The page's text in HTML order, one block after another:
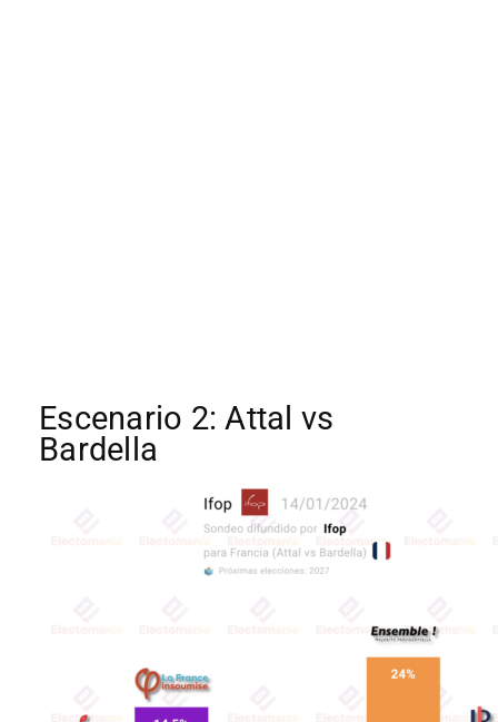
Escenario 2: Attal vs
Bardella